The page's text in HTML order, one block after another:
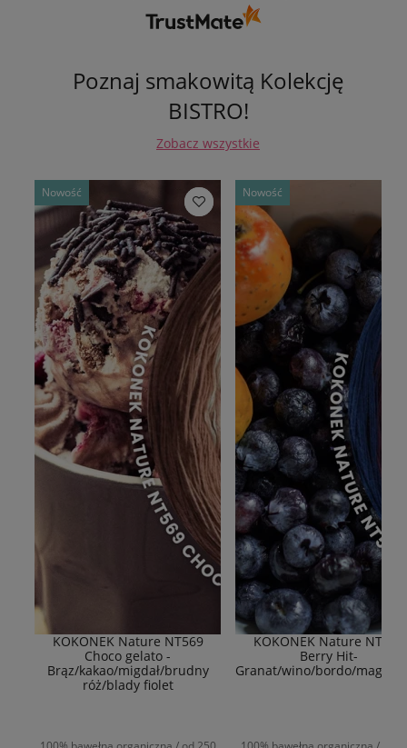
Poznaj smakowitą Kolekcję
BISTRO!
Zobacz wszystkie
KOKONEK Nature NT569
Choco gelato -
Brąz/kakao/migdał/brudny
róż/blady fiolet
Nowość
KOKONEK Nature NT577
Berry Hit-
Granat/wino/bordo/
Nowość